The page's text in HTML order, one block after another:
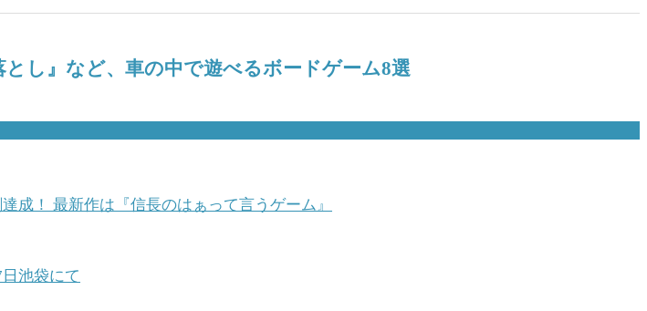
し』など、車の中で遊べるボードゲーム8選
成！ 最新作は『信長のはぁって言うゲーム』
池袋にて